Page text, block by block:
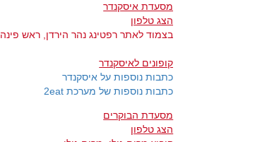
מסעדת איסקנדר
הצג טלפון
בצמוד לאתר רפטינג נהר הירדן, ראש פינה
קופונים לאיסקנדר
כתבות נוספות על איסקנדר
כתבות נוספות של מערכת 2eat
מסעדת הבוקרים
הצג טלפון